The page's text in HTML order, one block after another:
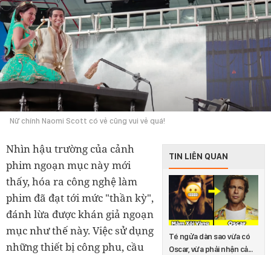
Nữ chính Naomi Scott có vẻ cũng vui vẻ quá!
TIN LIÊN QUAN
Té ngửa dàn sao vừa có
Oscar, vừa phải nhận cả...
Nhìn hậu trường của cảnh
phim ngoạn mục này mới
thấy, hóa ra công nghệ làm
phim đã đạt tới mức "thần kỳ",
đánh lừa được khán giả ngoạn
mục như thế này. Việc sử dụng
những thiết bị công phu, cầu